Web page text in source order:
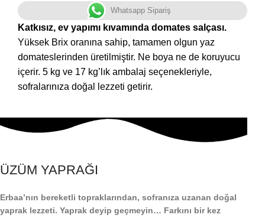
Whatsapp Sipariş
Katkısız, ev yapımı kıvamında domates salçası.
Yüksek Brix oranına sahip, tamamen olgun yaz
domateslerinden üretilmiştir. Ne boya ne de koruyucu
içerir. 5 kg ve 17 kg’lık ambalaj seçenekleriyle,
sofralarınıza doğal lezzeti getirir.
ÜZÜM YAPRAĞI
Erbaa’nın bereketli topraklarından, sofranıza uzanan doğal
yaprak lezzeti. Yaprak deyip geçmeyin… Farkını bir kez